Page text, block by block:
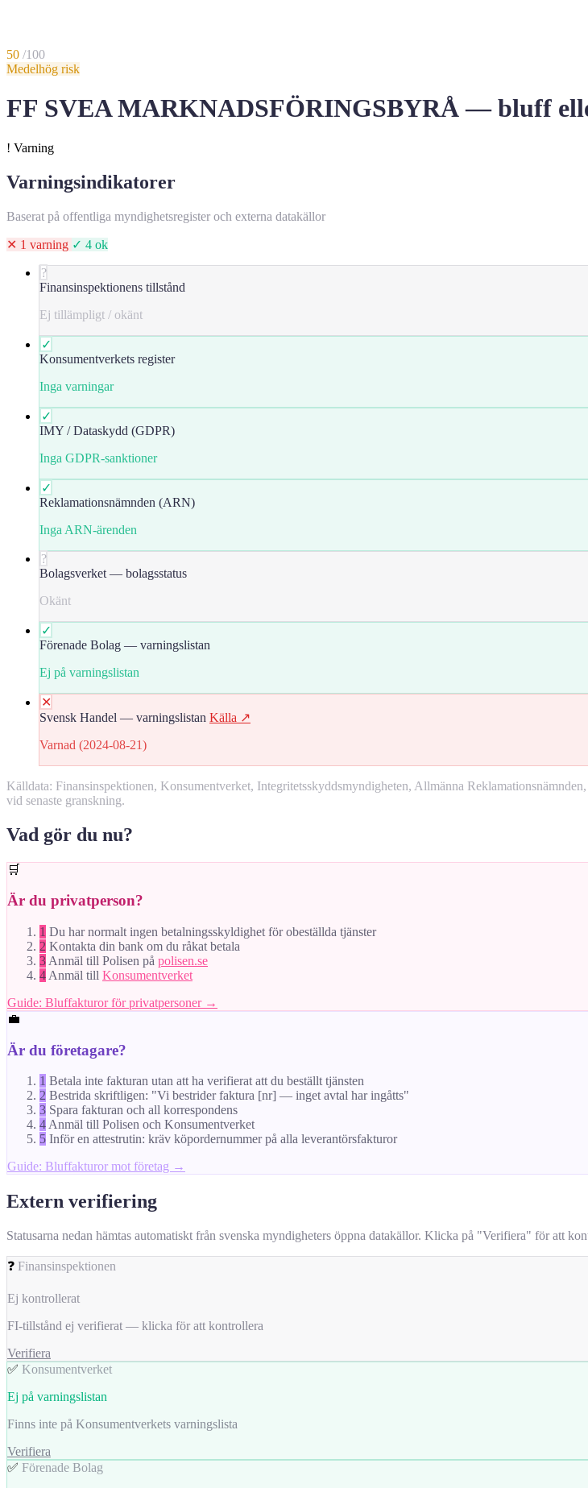
50 /100
Medelhög risk
FF SVEA MARKNADSFÖRINGSBYRÅ — bluff
! Varning
Varningsindikatorer
Baserat på offentliga myndighetsregister och externa datakällor
✕ 1 varning ✓ 4 ok
?
Finansinspektionens tillstånd
Ej tillämpligt / okänt
✓
Konsumentverkets register
Inga varningar
✓
IMY / Dataskydd (GDPR)
Inga GDPR-sanktioner
✓
Reklamationsnämnden (ARN)
Inga ARN-ärenden
?
Bolagsverket — bolagsstatus
Okänt
✓
Förenade Bolag — varningslistan
Ej på varningslistan
✕
Svensk Handel — varningslistan Källa ↗
Varnad (2024-08-21)
Källdata: Finansinspektionen, Konsumentverket, Integritetsskyddsmyndigheten, Allmänna
vid senaste granskning.
Vad gör du nu?
🛒
Är du privatperson?
1 Du har normalt ingen betalningsskyldighet för obeställda tjänster
2 Kontakta din bank om du råkat betala
3 Anmäl till Polisen på polisen.se
4 Anmäl till Konsumentverket
Guide: Bluffakturor för privatpersoner →
💼
Är du företagare?
1 Betala inte fakturan utan att ha verifierat att du beställt tjänsten
2 Bestrida skriftligen: "Vi bestrider faktura [nr] — inget avtal har ingåtts"
3 Spara fakturan och all korrespondens
4 Anmäl till Polisen och Konsumentverket
5 Inför en attestrutin: kräv köpordernummer på alla leverantörsfakturor
Guide: Bluffakturor mot företag →
Extern verifiering
Statusarna nedan hämtas automatiskt från svenska myndigheters öppna datakällor. Klicka på "Verifiera" för att
❓ Finansinspektionen
Ej kontrollerat
FI-tillstånd ej verifierat — klicka för att kontrollera
Verifiera
✅ Konsumentverket
Ej på varningslistan
Finns inte på Konsumentverkets varningslista
Verifiera
✅ Förenade Bolag